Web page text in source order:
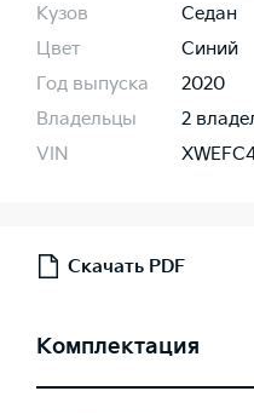
Кузов
Седан
Цвет
Синий
Год выпуска
2020
Владельцы
2
VIN
Скачать PDF
Комплектация